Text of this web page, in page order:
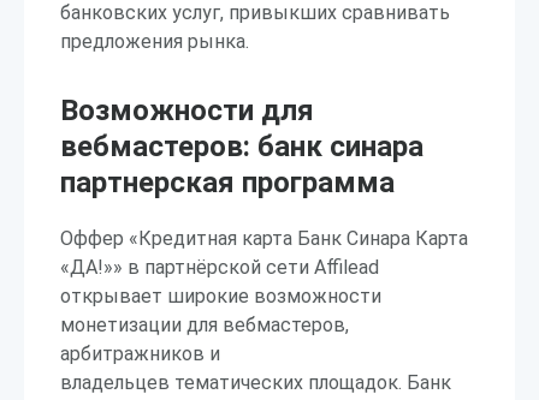
банковских услуг, привыкших сравнивать
предложения рынка.
Возможности для
вебмастеров: банк синара
партнерская программа
Оффер «Кредитная карта Банк Синара Карта
«ДА!»» в партнёрской сети Affilead
открывает широкие возможности
монетизации для вебмастеров,
арбитражников и
владельцев тематических площадок. Банк